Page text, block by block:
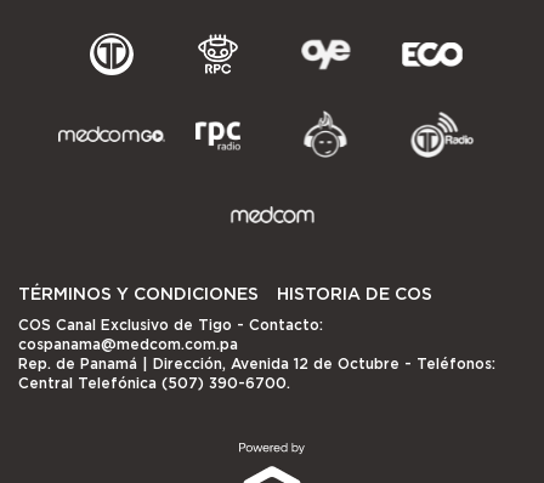
TÉRMINOS Y CONDICIONES HISTORIA DE COS
COS Canal Exclusivo de Tigo - Contacto:
cospanama@medcom.com.pa
Rep. de Panamá | Dirección, Avenida 12 de Octubre - Teléfonos:
Central Telefónica (507) 390-6700.